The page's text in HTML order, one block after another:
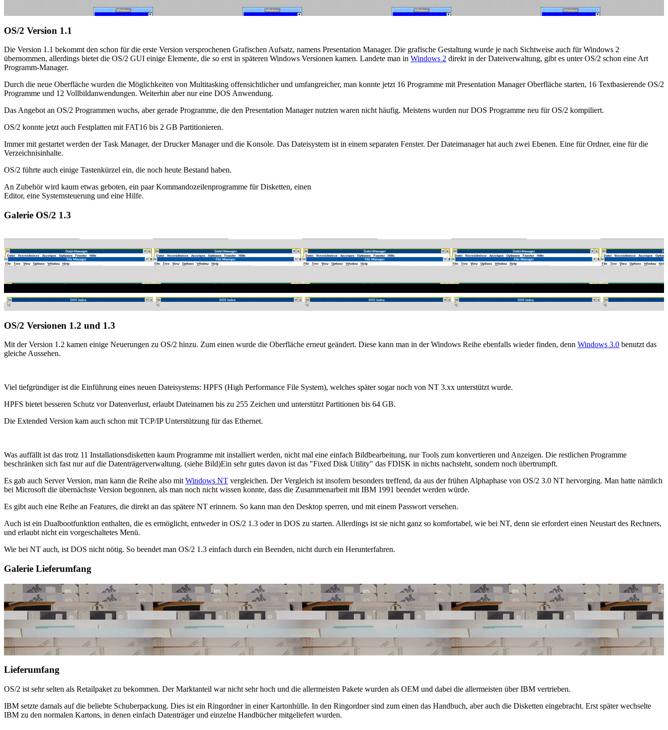
OS/2 Version 1.1
Die Version 1.1 bekommt den schon für die erste Version versprochenen Grafischen Aufsatz, namens Presentation Manager. Die grafische Gestaltung wurde je nach Sichtweise auch für Windows 2
übernommen, allerdings bietet die OS/2 GUI einige Elemente, die so erst in späteren Windows Versionen kamen. Landete man in Windows 2 direkt in der Dateiverwaltung, gibt es unter OS/2 schon eine Art
Programm-Manager.
Durch die neue Oberfläche wurden die Möglichkeiten von Multitasking offensichtlicher und umfangreicher, man konnte jetzt 16 Programme mit Presentation Manager Oberfläche starten, 16 Textbasierende OS/2
Programme und 12 Vollbildanwendungen. Weiterhin aber nur eine DOS Anwendung.
Das Angebot an OS/2 Programmen wuchs, aber gerade Programme, die den Presentation Manager nutzten waren nicht häufig. Meistens wurden nur DOS Programme neu für OS/2 kompiliert.
OS/2 konnte jetzt auch Festplatten mit FAT16 bis 2 GB Partitionieren.
Immer mit gestartet werden der Task Manager, der Drucker Manager und die Konsole. Das Dateisystem ist in einem separaten Fenster. Der Dateimanager hat auch zwei Ebenen. Eine für Ordner, eine für die
Verzeichnisinhalte.
OS/2 führte auch einige Tastenkürzel ein, die noch heute Bestand haben.
An Zubehör wird kaum etwas geboten, ein paar Kommandozeilenprogramme für Disketten, einen
Editor, eine Systemsteuerung und eine Hilfe.
Galerie OS/2 1.3
OS/2 Versionen 1.2 und 1.3
Mit der Version 1.2 kamen einige Neuerungen zu OS/2 hinzu. Zum einen wurde die Oberfläche erneut geändert. Diese kann man in der Windows Reihe ebenfalls wieder finden, denn Windows 3.0 benutzt das
gleiche Aussehen.
Viel tiefgründiger ist die Einführung eines neuen Dateisystems: HPFS (High Performance File System), welches später sogar noch von NT 3.xx unterstützt wurde.
HPFS bietet besseren Schutz vor Datenverlust, erlaubt Dateinamen bis zu 255 Zeichen und unterstützt Partitionen bis 64 GB.
Die Extended Version kam auch schon mit TCP/IP Unterstützung für das Ethernet.
Was auffällt ist das trotz 11 Installationsdisketten kaum Programme mit installiert werden, nicht mal eine einfach Bildbearbeitung, nur Tools zum konvertieren und Anzeigen. Die restlichen Programme
beschränken sich fast nur auf die Datenträgerverwaltung. (siehe Bild)Ein sehr gutes davon ist das "Fixed Disk Utility" das FDISK in nichts nachsteht, sondern noch übertrumpft.
Es gab auch Server Version, man kann die Reihe also mit Windows NT vergleichen. Der Vergleich ist insofern besonders treffend, da aus der frühen Alphaphase von OS/2 3.0 NT hervorging. Man hatte nämlich
bei Microsoft die übernächste Version begonnen, als man noch nicht wissen konnte, dass die Zusammenarbeit mit IBM 1991 beendet werden würde.
Es gibt auch eine Reihe an Features, die direkt an das spätere NT erinnern. So kann man den Desktop sperren, und mit einem Passwort versehen.
Auch ist ein Dualbootfunktion enthalten, die es ermöglicht, entweder in OS/2 1.3 oder in DOS zu starten. Allerdings ist sie nicht ganz so komfortabel, wie bei NT, denn sie erfordert einen Neustart des Rechners,
und erlaubt nicht ein vorgeschaltetes Menü.
Wie bei NT auch, ist DOS nicht nötig. So beendet man OS/2 1.3 einfach durch ein Beenden, nicht durch ein Herunterfahren.
Galerie Lieferumfang
Lieferumfang
OS/2 ist sehr selten als Retailpaket zu bekommen. Der Marktanteil war nicht sehr hoch und die allermeisten Pakete wurden als OEM und dabei die allermeisten über IBM vertrieben.
IBM setzte damals auf die beliebte Schuberpackung. Dies ist ein Ringordner in einer Kartonhülle. In den Ringordner sind zum einen das Handbuch, aber auch die Disketten eingebracht. Erst später wechselte
IBM zu den normalen Kartons, in denen einfach Datenträger und einzelne Handbücher mitgeliefert wurden.